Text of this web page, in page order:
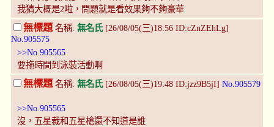
我猜大概是2啦，問題就是看效果夠不夠豪華
無標題 名稱: 無名氏[26/08/05(三)18:56 ID:cZnZEhLg]
No.905575
>>No.905565
要拖時間到泳裝活動啊
無標題 名稱: 無名氏[26/08/05(三)19:48 ID:jzz9B5jI] No.905579
>>No.905565
沒，五星裁和五星槍還不知道是誰